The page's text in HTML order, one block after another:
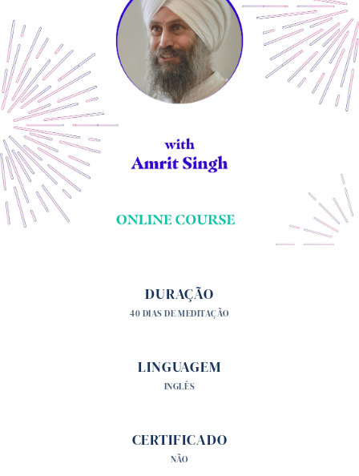
DURAÇÃO
40 DIAS DE MEDITAÇÃO
LINGUAGEM
INGLÊS
CERTIFICADO
NÃO